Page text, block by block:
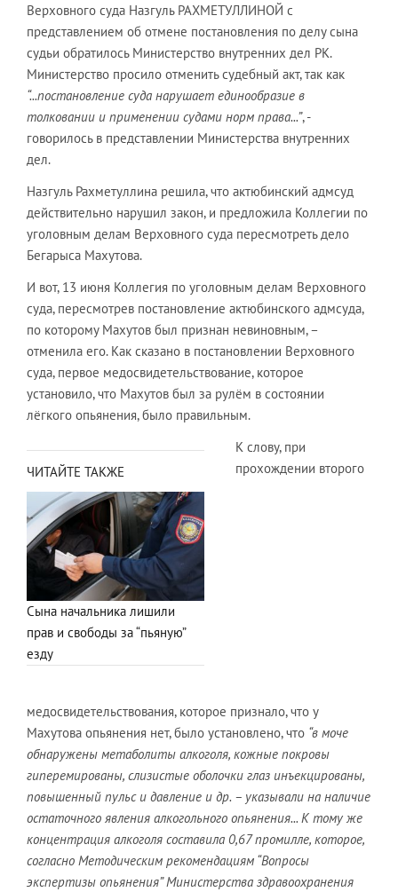
Верховного суда Назгуль РАХМЕТУЛЛИНОЙ с
представлением об отмене постановления по делу сына
судьи обратилось Министерство внутренних дел РК.
Министерство просило отменить судебный акт, так как
“...постановление суда нарушает единообразие в
толковании и применении судами норм права...”, -
говорилось в представлении Министерства внутренних
дел.
Назгуль Рахметуллина решила, что актюбинский адмсуд
действительно нарушил закон, и предложила Коллегии по
уголовным делам Верховного суда пересмотреть дело
Бегарыса Махутова.
И вот, 13 июня Коллегия по уголовным делам Верховного
суда, пересмотрев постановление актюбинского адмсуда,
по которому Махутов был признан невиновным, –
отменила его. Как сказано в постановлении Верховного
суда, первое медосвидетельствование, которое
установило, что Махутов был за рулём в состоянии
лёгкого опьянения, было правильным.
ЧИТАЙТЕ ТАКЖЕ
Сына начальника лишили
прав и свободы за “пьяную”
езду
К слову, при
прохождении второго
медосвидетельствования, которое признало, что у
Махутова опьянения нет, было установлено, что “в моче
обнаружены метаболиты алкоголя, кожные покровы
гиперемированы, слизистые оболочки глаз инъекцированы,
повышенный пульс и давление и др. – указывали на наличие
остаточного явления алкогольного опьянения... К тому же
концентрация алкоголя составила 0,67 промилле, которое,
согласно Методическим рекомендациям “Вопросы
экспертизы опьянения” Министерства здравоохранения